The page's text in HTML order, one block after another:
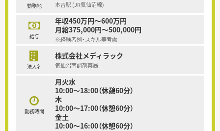
勤務地 本吉駅 (JR気仙沼線)
給与
年収450万円～600万円
月給375,000円～500,000円
※経験者例・スキル等考慮
法人名
株式会社メディラック
気仙沼南調剤薬局
勤務時間
月火水
10:00～18:00（休憩60分）
木
10:00～17:00（休憩60分）
金土
10:00～16:00（休憩60分）